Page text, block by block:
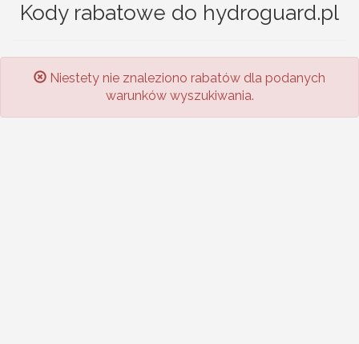
Kody rabatowe do hydroguard.pl
Niestety nie znaleziono rabatów dla podanych
warunków wyszukiwania.